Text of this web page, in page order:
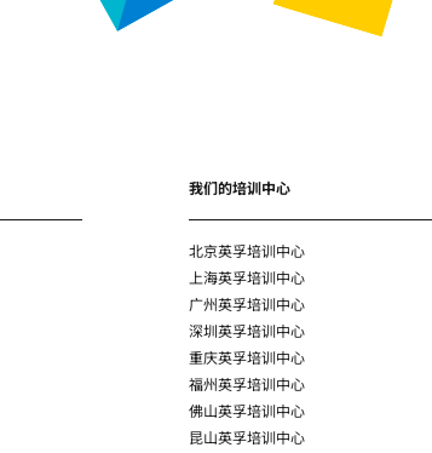
我们的培训中心
北京英孚培训中心
上海英孚培训中心
广州英孚培训中心
深圳英孚培训中心
重庆英孚培训中心
福州英孚培训中心
佛山英孚培训中心
昆山英孚培训中心